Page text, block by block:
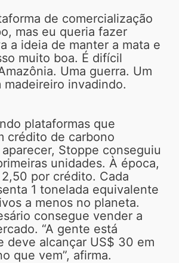
de comercialização
mas eu queria fazer
a ideia de manter a mata e
muito boa. É difícil
Uma guerra. Um
madeireiro invadindo.
plataformas que
crédito de carbono
Stoppe conseguiu
unidades. À época,
por crédito. Cada
1 tonelada equivalente
a menos no planeta.
consegue vender a
“A gente está
deve alcançar US$ 30 em
que vem”, afirma.